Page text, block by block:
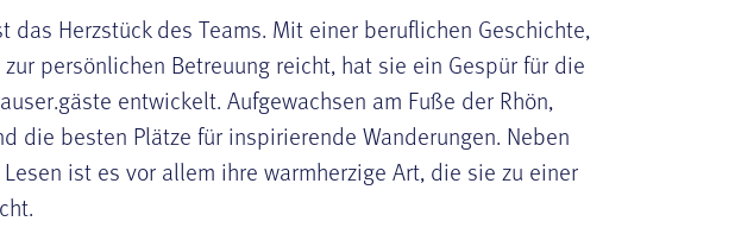
Herzstück des Teams. Mit einer beruflichen Geschichte,
persönlichen Betreuung reicht, hat sie ein Gespür für die
entwickelt. Aufgewachsen am Fuße der Rhön,
die besten Plätze für inspirierende Wanderungen. Neben
ist es vor allem ihre warmherzige Art, die sie zu einer